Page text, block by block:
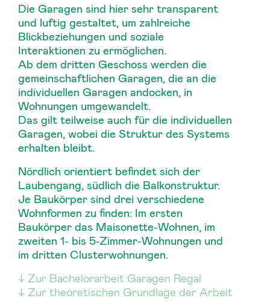
Die Garagen sind hier sehr transparent
und luftig gestaltet, um zahlreiche
Blickbeziehungen und soziale
Interaktionen zu ermöglichen.
Ab dem dritten Geschoss werden die
gemeinschaftlichen Garagen, die an die
individuellen Garagen andocken, in
Wohnungen umgewandelt.
Das gilt teilweise auch für die individuellen
Garagen, wobei die Struktur des Systems
erhalten bleibt.
Nördlich orientiert befindet sich der
Laubengang, südlich die Balkonstruktur.
Je Baukörper sind drei verschiedene
Wohnformen zu finden: Im ersten
Baukörper das Maisonette-Wohnen, im
zweiten 1- bis 5-Zimmer-Wohnungen und
im dritten Clusterwohnungen.
Zur Bachelorarbeit Garagen Regal
Zur theoretischen Grundlage der Arbeit